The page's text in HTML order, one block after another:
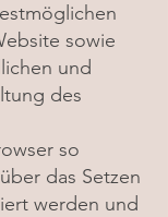
sowie
und
des
so
das Setzen
werden und